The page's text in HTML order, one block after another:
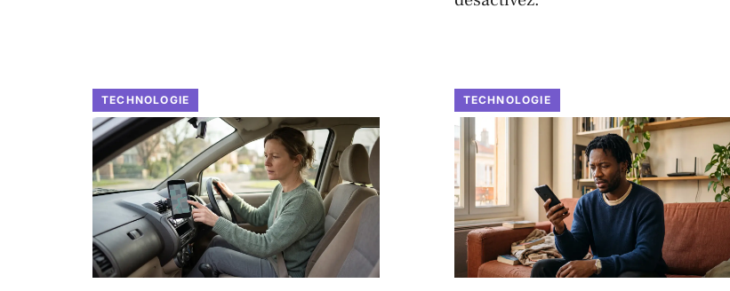
TECHNOLOGIE TECHNOLOGIE